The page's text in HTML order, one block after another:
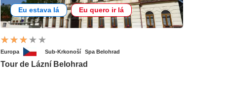
Eu estava lá Eu quero ir lá
Europa Sub-Krkonoší Spa Belohrad
Tour de Lázní Belohrad